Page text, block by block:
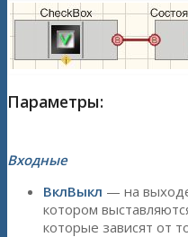
Параметры:
Входные
ВклВыкл — на
котором
которые зависят от